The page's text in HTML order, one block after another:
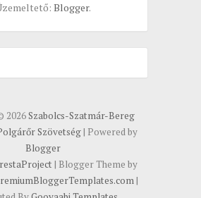
Blogger.
2026Szabolcs-Szatmár-Bereg
Szövetség| Powered by
Blogger
| Blogger Theme by
|